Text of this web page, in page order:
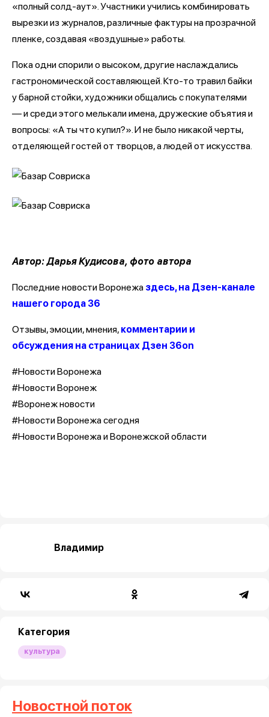
«полный солд-аут». Участники учились комбинировать
вырезки из журналов, различные фактуры на прозрачной
пленке, создавая «воздушные» работы.
Пока одни спорили о высоком, другие наслаждались
гастрономической составляющей. Кто-то травил байки
у барной стойки, художники общались с покупателями
— и среди этого мелькали имена, дружеские объятия и
вопросы: «А ты что купил?». И не было никакой черты,
отделяющей гостей от творцов, а людей от искусства.
Автор: Дарья Кудисова, фото автора
Последние новости Воронежа здесь, на Дзен-канале
нашего города 36
Отзывы, эмоции, мнения, комментарии и
обсуждения на страницах Дзен 36on
#Новости Воронежа
#Новости Воронеж
#Воронеж новости
#Новости Воронежа сегодня
#Новости Воронежа и Воронежской области
Владимир
Категория
культура
Новостной поток